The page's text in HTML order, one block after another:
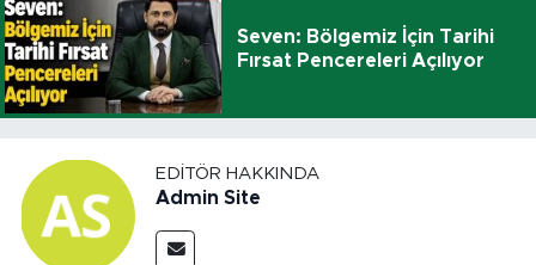
Seven: Bölgemiz İçin Tarihi
Fırsat Pencereleri Açılıyor
EDITÖR HAKKINDA
Admin Site